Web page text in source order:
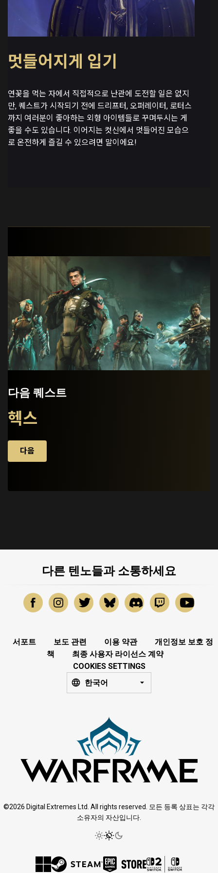
멋들어지게 입기
연꽃을 먹는 자에서 직접적으로 난관에 도전할 일은 없지
만, 퀘스트가 시작되기 전에 드리프터, 오퍼레이터, 로터스
까지 여러분이 좋아하는 외형 아이템들로 꾸며두시는 게
좋을 수도 있습니다. 이어지는 컷신에서 멋들어진 모습으
로 온전하게 즐길 수 있으려면 말이에요!
다음 퀘스트
헥스
다음
다른 텐노들과 소통하세요
서포트 보도 관련 이용 약관
개인정보 보호 정
책
최종 사용자 라이선스 계약
COOKIES SETTINGS
한국어
©2026 Digital Extremes Ltd. All rights reserved. 모든 등록 상표는 각각
소유자의 자산입니다.